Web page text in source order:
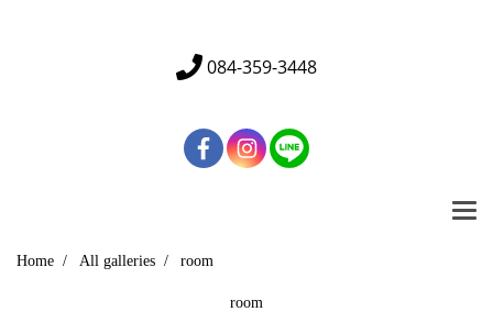
084-359-3448
Home All galleries room
room